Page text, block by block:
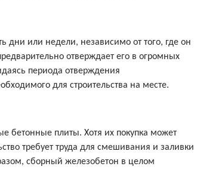
дни или недели, независимо от того, где он
отверждает его в огромных
периода отверждения
для строительства на месте.
бетонные плиты. Хотя их покупка может
требует труда для смешивания и заливки
сборный железобетон в целом